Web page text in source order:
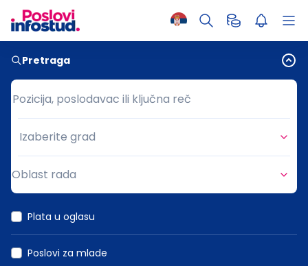
Pretraga
Pozicija, poslodavac ili ključna reč
Pozicija, poslodavac ili ključna reč
Grad
Izaberite grad
Oblast rada
Plata u oglasu
Poslovi za mlade